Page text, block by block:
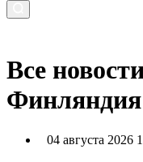
Все
Финляндия
04 августа 2026